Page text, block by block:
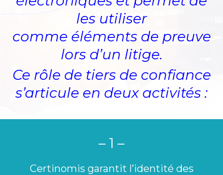
les utiliser
comme éléments de preuve
lors d’un litige.
Ce rôle de tiers de confiance
s’articule en deux activités :
– 1 –
Certinomis garantit l’identité des